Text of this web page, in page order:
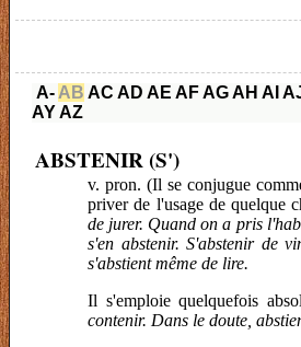
A- AB AC AD AE AFAGAH AI
AYAZ
ABSTENIR (S')
v. pron. (Il se conjugue
priver de l'usage de quelque
de jurer. Quand on a pris
s'en abstenir. S'abstenir de
s'abstient même de lire.
Il s'emploie quelquefois
contenir. Dans le doute,